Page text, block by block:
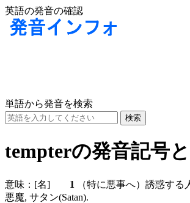
英語の発音の確認
単語から発音を検索
tempterの発音記号
意味： [名] 1 （特に悪事へ）誘惑す
悪魔, サタン(Satan).